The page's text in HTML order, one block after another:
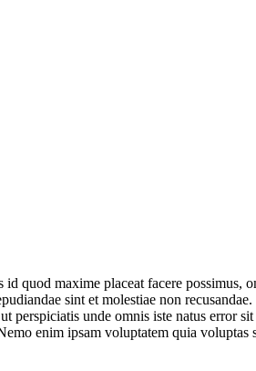
maxime placeat facere possimus,
sint et molestiae non
perspiciatis unde omnis iste natus error
enim ipsam voluptatem quia